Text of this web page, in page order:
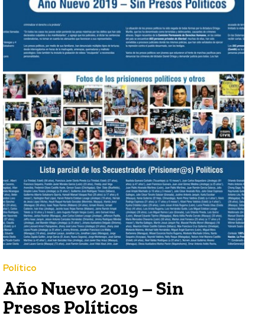
Político
Año Nuevo 2019 – Sin
Presos Políticos